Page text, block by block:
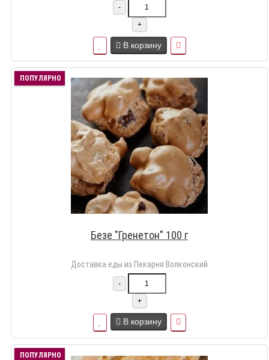
-
+
В корзину
ПОПУЛЯРНО
Безе "Гренетон" 100 г
Доставка еды из Пекарня Волконский
-
+
В корзину
ПОПУЛЯРНО